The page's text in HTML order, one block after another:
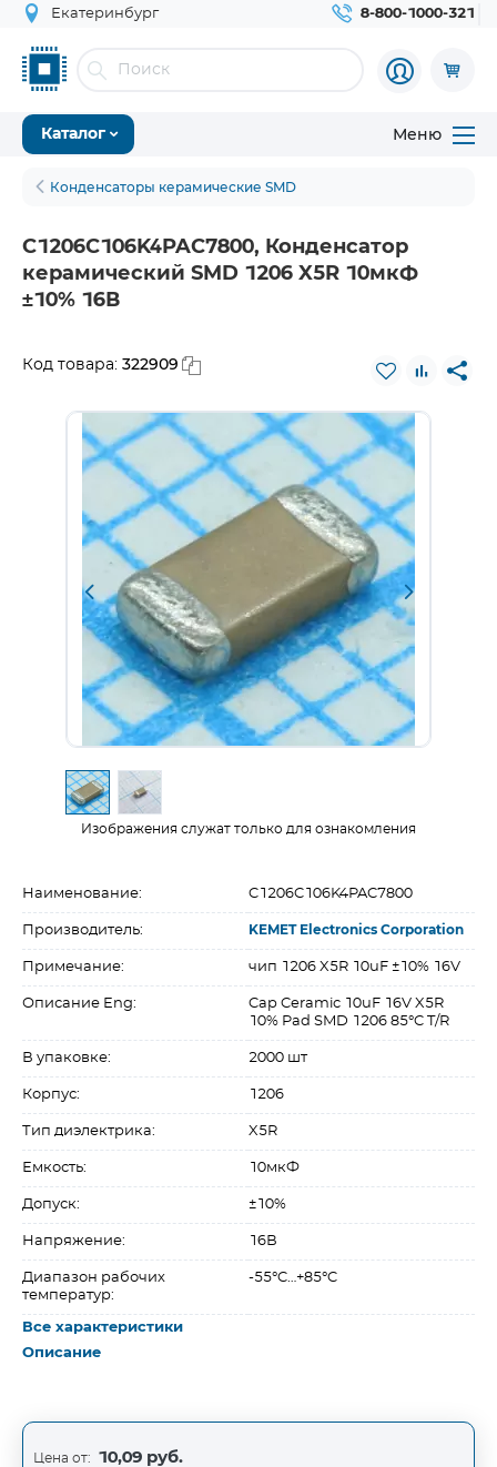
Екатеринбург 8-800-1000-321
Каталог Меню
Конденсаторы керамические SMD
C1206C106K4PAC7800, Конденсатор
керамический SMD 1206 X5R 10мкФ
±10% 16В
Код товара: 322909
Изображения служат только для ознакомления
Наименование: C1206C106K4PAC7800
Производитель: KEMET Electronics Corporation
Примечание: чип 1206 X5R 10uF ±10% 16V
Описание Eng:
Cap Ceramic 10uF 16V X5R
10% Pad SMD 1206 85°C T/R
В упаковке: 2000 шт
Корпус: 1206
Тип диэлектрика: X5R
Емкость: 10мкФ
Допуск: ±10%
Напряжение: 16В
Диапазон рабочих
температур:
-55°C…+85°C
Все характеристики
Описание
Цена от: 10,09 руб.